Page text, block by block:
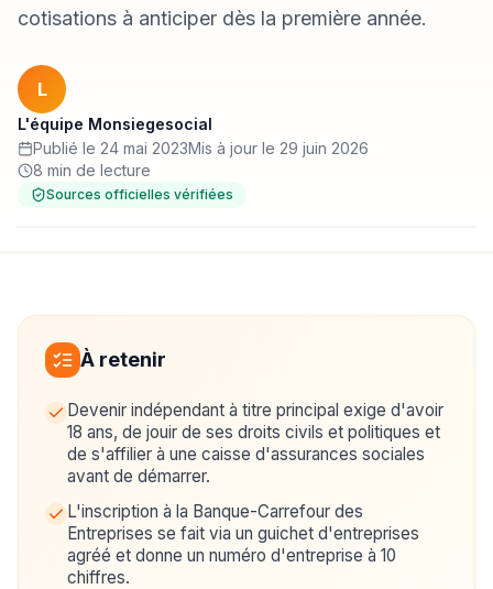
cotisations à anticiper dès la première année.
L
L'équipe Monsiegesocial
Publié le 24 mai 2023Mis à jour le 29 juin 2026
8 min de lecture
Sources officielles vérifiées
À retenir
Devenir indépendant à titre principal exige d'avoir
18 ans, de jouir de ses droits civils et politiques et
de s'affilier à une caisse d'assurances sociales
avant de démarrer.
L'inscription à la Banque-Carrefour des
Entreprises se fait via un guichet d'entreprises
agréé et donne un numéro d'entreprise à 10
chiffres.